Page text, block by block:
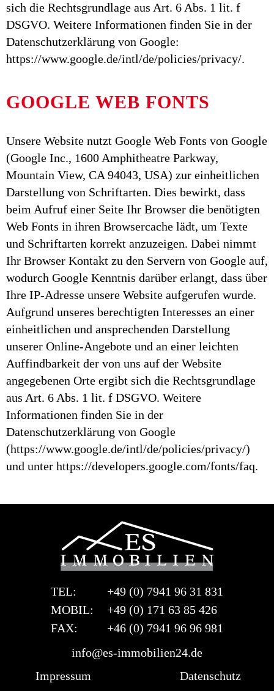
sich die Rechtsgrundlage aus Art. 6 Abs. 1 lit. f
DSGVO. Weitere Informationen finden Sie in der
Datenschutzerklärung von Google:
https://www.google.de/intl/de/policies/privacy/.
GOOGLE WEB FONTS
Unsere Website nutzt Google Web Fonts von Google
(Google Inc., 1600 Amphitheatre Parkway,
Mountain View, CA 94043, USA) zur einheitlichen
Darstellung von Schriftarten. Dies bewirkt, dass
beim Aufruf einer Seite Ihr Browser die benötigten
Web Fonts in ihren Browsercache lädt, um Texte
und Schriftarten korrekt anzuzeigen. Dabei nimmt
Ihr Browser Kontakt zu den Servern von Google auf,
wodurch Google Kenntnis darüber erlangt, dass über
Ihre IP-Adresse unsere Website aufgerufen wurde.
Aufgrund unseres berechtigten Interesses an einer
einheitlichen und ansprechenden Darstellung
unserer Online-Angebote und an einer leichten
Auffindbarkeit der von uns auf der Website
angegebenen Orte ergibt sich die Rechtsgrundlage
aus Art. 6 Abs. 1 lit. f DSGVO. Weitere
Informationen finden Sie in der
Datenschutzerklärung von Google
(https://www.google.de/intl/de/policies/privacy/)
und unter https://developers.google.com/fonts/faq.
TEL:
+49 (0) 7941 96 31 831
MOBIL:
+49 (0) 171 63 85 426
FAX:
+46 (0) 7941 96 96 981
info@es-immobilien24.de
Impressum
Datenschutz